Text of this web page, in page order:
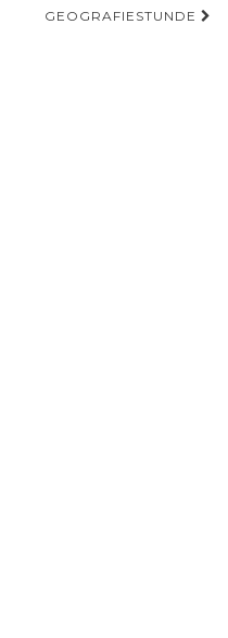
GEOGRAFIESTUNDE